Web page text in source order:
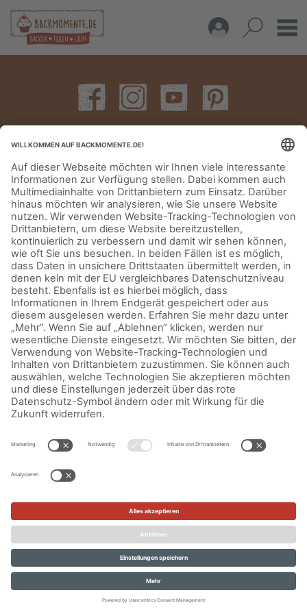
IMPRESSUM DATENSCHUTZERKLÄRUNG AGB KONTAKT
© Aurora Mühlen GmbH - Trettaustraße 49 – D-21107 Hamburg